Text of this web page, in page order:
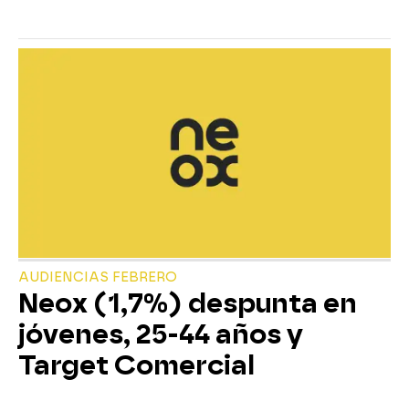
AUDIENCIAS FEBRERO
Neox (1,7%) despunta en
jóvenes, 25-44 años y
Target Comercial